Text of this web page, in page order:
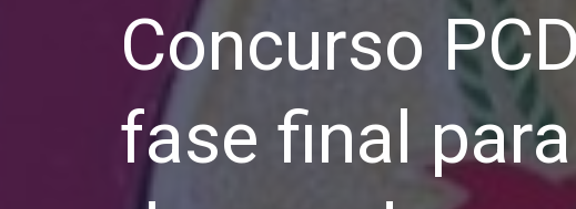
Concurso
fase final